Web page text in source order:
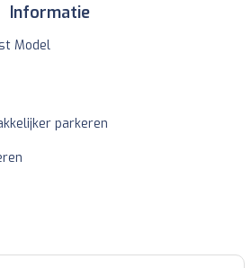
Informatie
Model
parkeren